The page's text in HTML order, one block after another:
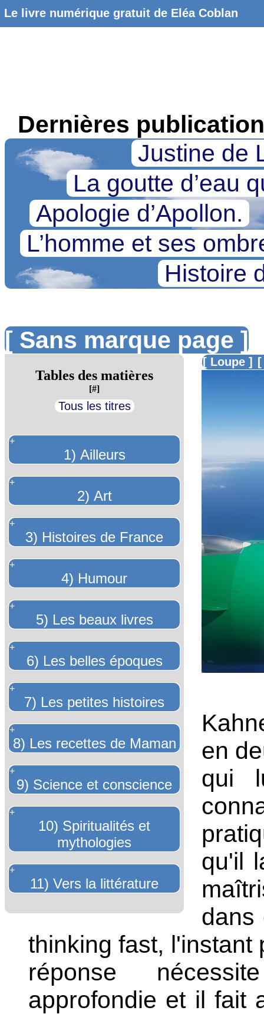
Le livre numérique gratuit de Eléa Coblan
Dernières
Justine de
La goutte d’eau
Apologie d’Apollon.
L’homme et ses
Histoire
[ Sans marque page ]
Tables des matières
[#]
Tous les titres
+
1) Ailleurs
+
2) Art
+
3) Histoires de France
+
4) Humour
+
5) Les beaux livres
+
6) Les belles époques
+
7) Les petites histoires
+
8) Les recettes de Maman
+
9) Science et conscience
+
10) Spiritualités et
mythologies
+
11) Vers la littérature
[ Loupe ]
en
qui
qu'il
thinking fast, l'instant
réponse
approfondie et il fait